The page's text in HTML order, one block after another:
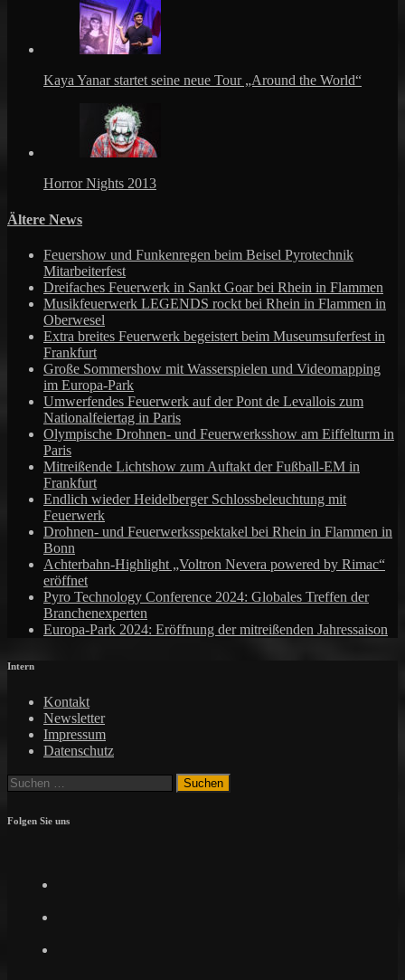
Kaya Yanar startet seine neue Tour „Around the World“
Horror Nights 2013
Ältere News
Feuershow und Funkenregen beim Beisel Pyrotechnik
Mitarbeiterfest
Dreifaches Feuerwerk in Sankt Goar bei Rhein in Flammen
Musikfeuerwerk LEGENDS rockt bei Rhein in Flammen in
Oberwesel
Extra breites Feuerwerk begeistert beim Museumsuferfest in
Frankfurt
Große Sommershow mit Wasserspielen und Videomapping
im Europa-Park
Umwerfendes Feuerwerk auf der Pont de Levallois zum
Nationalfeiertag in Paris
Olympische Drohnen- und Feuerwerksshow am Eiffelturm in
Paris
Mitreißende Lichtshow zum Auftakt der Fußball-EM in
Frankfurt
Endlich wieder Heidelberger Schlossbeleuchtung mit
Feuerwerk
Drohnen- und Feuerwerksspektakel bei Rhein in Flammen in
Bonn
Achterbahn-Highlight „Voltron Nevera powered by Rimac“
eröffnet
Pyro Technology Conference 2024: Globales Treffen der
Branchenexperten
Europa-Park 2024: Eröffnung der mitreißenden Jahressaison
Intern
Kontakt
Newsletter
Impressum
Datenschutz
Suchen
Folgen Sie uns